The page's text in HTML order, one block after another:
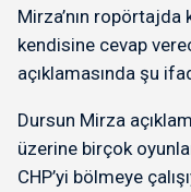
Mirza’nın ropörtajda
kendisine cevap
açıklamasında şu
Dursun Mirza
üzerine birçok
CHP’yi bölmeye